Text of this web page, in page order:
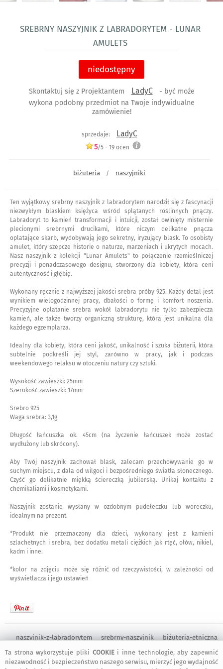
Srebrny naszyjnik z labradorytem - lunar
amulets
niedostępny
Skontaktuj się z Projektantem LadyC
- być może
wykona podobny przedmiot na Twoje indywidualne
zamówienie!
sprzedaje: LadyC
5/5 - 19 ocen
biżuteria / naszyjniki
Ten wyjątkowy srebrny naszyjnik z labradorytem narodził się z fascynacji
niezwykłym blaskiem księżyca wśród splątanych roślinnych pnączy.
Labradoryt to kamień transformacji i intuicji, został owinięty misternie
plecionymi srebrnymi drucikami, które niczym delikatne pnącza
oplatające skarb, wydobywają jego sekretny, iryzujący blask. To osobisty
amulet, który szepcze historie o naturze, marzeniach i ukrytych mocach.
Nasz naszyjnik z kolekcji "Lunar Amulets" to połączenie rzemieślniczej
precyzji i ponadczasowego designu, stworzony dla kobiety, która ceni
autentyczność i głębię.
Wykonany ręcznie z najwyższej jakości srebra próby 925. Każdy detal jest
wynikiem wielogodzinnej pracy, dbałości o formę i komfort noszenia.
Precyzyjne oplatanie srebra wokół labradorytu nie tylko zabezpiecza
kamień, ale także tworzy organiczną strukturę, która jest unikalna dla
każdego egzemplarza.
Idealny dla kobiety, która ceni jakość, unikalność i szuka biżuterii, która
subtelnie podkreśli jej styl, zarówno w pracy, jak i podczas
weekendowego relaksu w otoczeniu natury czy sztuki.
Wysokość zawieszki: 25mm
Szerokość zawieszki: 17mm
Srebro 925
Waga srebra: 3,1g
Długość łańcuszka ok. 45cm (na życzenie łańcuszek może zostać
wydłużony lub skrócony).
Aby Twój naszyjnik zachował blask, zalecam przechowywanie go w
suchym miejscu, z dala od wilgoci i bezpośredniego światła słonecznego.
Czyść go delikatnie miękką ściereczką jubilerską. Unikaj kontaktu z
chemikaliami i kosmetykami.
Naszyjnik zostanie wysłany w ozdobnym pudełeczku lub woreczku,
idealnym na prezent.
*Produkt nie przeznaczony dla dzieci, wykonany jest z kamieni
szlachetnych i srebra, bez dodatku metali ciężkich jak rtęć, ołów, nikiel,
kadm i inne.
*kolor na zdjęciu może się różnić od rzeczywistości, w zależności od
wyświetlacza i jego ustawień
naszyjnik-z-labradorytem srebrny-naszyjnik
biżuteria-etniczna
naszyjnik-boho
ekskluzywna-biżuteria
ponadczasowa-biżuteria
srebrne naszyjniki
niebieskie naszyjniki
Ta strona wykorzystuje pliki COOKIEi inne technologie, aby zapewnić
niezawodność i bezpieczeństwo naszego serwisu, mierzyć jego wydajność